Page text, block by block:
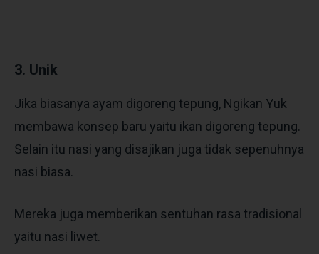
3. Unik
Jika biasanya ayam digoreng tepung, Ngikan Yuk
membawa konsep baru yaitu ikan digoreng tepung.
Selain itu nasi yang disajikan juga tidak sepenuhnya
nasi biasa.
Mereka juga memberikan sentuhan rasa tradisional
yaitu nasi liwet.